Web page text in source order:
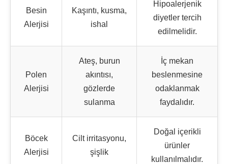
Besin
Alerjisi
Kaşıntı, kusma,
ishal
Hipoalerjenik
diyetler tercih
edilmelidir.
Polen
Alerjisi
Ateş, burun
akıntısı,
gözlerde
sulanma
İç mekan
beslenmesine
odaklanmak
faydalıdır.
Böcek
Alerjisi
Cilt irritasyonu,
şişlik
Doğal içerikli
ürünler
kullanılmalıdır.